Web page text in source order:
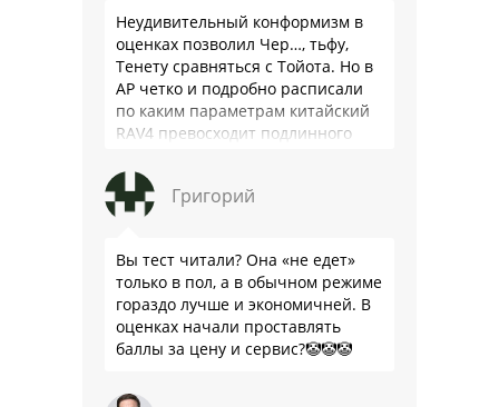
Неудивительный конформизм в
оценках позволил Чер…, тьфу,
Тенету сравняться с Тойота. Но в
АР четко и подробно расписали
по каким параметрам китайский
RAV4 превосходит подлинного
подвеска едет ровно и приятно …
Григорий
Вы тест читали? Она «не едет»
только в пол, а в обычном режиме
гораздо лучше и экономичней. В
оценках начали проставлять
баллы за цену и сервис?🤡🤡🤡